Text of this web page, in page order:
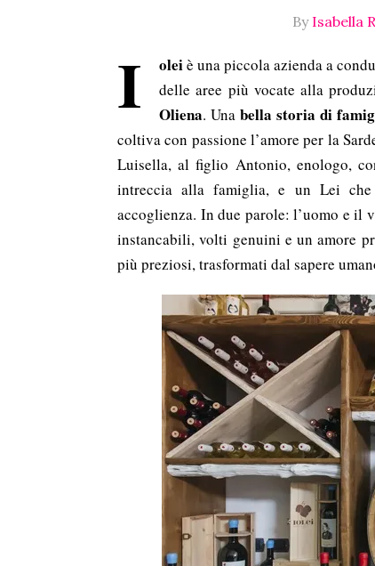
By Isabella
I oleiè una piccola azienda a
delle aree più vocate alla
Oliena. Una bella storia di
coltiva con passione l’amore per la
Luisella, al figlio Antonio, enologo,
intreccia alla famiglia, e un Lei
accoglienza. In due parole: l’uomo e il
instancabili, volti genuini e un amore
più preziosi, trasformati dal sapere